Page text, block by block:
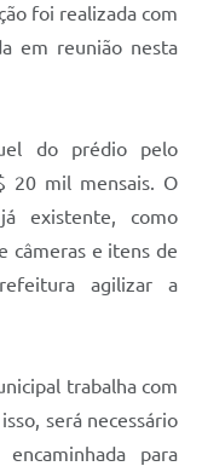
foi realizada com
em reunião nesta
do prédio pelo
20 mil mensais. O
existente, como
câmeras e itens de
agilizar a
trabalha com
será necessário
para